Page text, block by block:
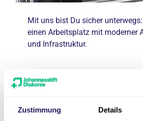
Zustimmung Details
Mit uns bist Du sicher
einen Arbeitsplatz mit moderner
und Infrastruktur.
Schatzkiste AVR-